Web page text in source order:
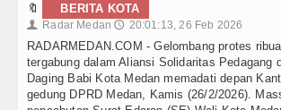
🔖 BERITA KOTA
👤 Radar Medan 🕔 20:01:13, 26 Feb 2026
RADARMEDAN.COM - Gelombang protes
tergabung dalam Aliansi Solidaritas Pedagang
Daging Babi Kota Medan memadati depan
gedung DPRD Medan, Kamis (26/2/2026).